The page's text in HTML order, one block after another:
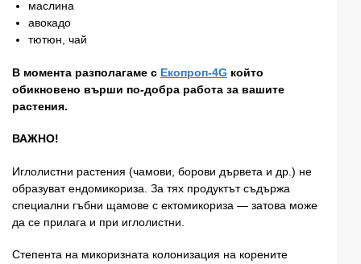
маслина
авокадо
тютюн, чай
В момента разполагаме с Екопроп-4G който
обикновено върши по-добра работа за вашите
растения.
ВАЖНО!
Иглолистни растения (чамови, борови дървета и др.) не
образуват ендомикориза. За тях продуктът съдържа
специални гъбни щамове с ектомикориза — затова може
да се прилага и при иглолистни.
Степента на микоризната колонизация на корените